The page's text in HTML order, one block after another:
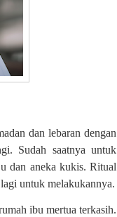
dan lebaran dengan
Sudah saatnya untuk
dan aneka kukis. Ritual
untuk melakukannya.
ibu mertua terkasih.